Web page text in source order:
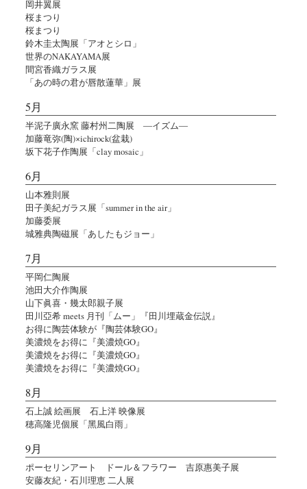
岡井翼展
桜まつり
桜まつり
鈴木圭太陶展「アオとシロ」
世界のNAKAYAMA展
間宮香織ガラス展
「あの時の君が唇散蓮華」展
5月
半泥子廣永窯 藤村州二陶展 ―イズム―
加藤竜弥(陶)×ichirock(盆栽)
坂下花子作陶展「clay mosaic」
6月
山本雅則展
田子美紀ガラス展「summer in the air」
加藤委展
城雅典陶磁展「あしたもジョー」
7月
平岡仁陶展
池田大介作陶展
山下眞喜・幾太郎親子展
田川亞希 meets 月刊「ムー」『田川埋蔵金伝説』
お得に陶芸体験が『陶芸体験GO』
美濃焼をお得に『美濃焼GO』
美濃焼をお得に『美濃焼GO』
美濃焼をお得に『美濃焼GO』
8月
石上誠 絵画展 石上洋 映像展
穂高隆児個展「黑風白雨」
9月
ポーセリンアート ドール＆フラワー 吉原惠美子展
安藤友紀・石川理恵 二人展